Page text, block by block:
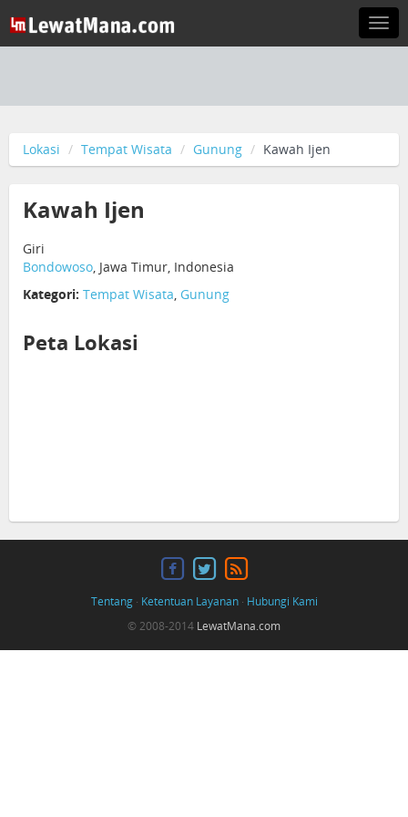
Lokasi Tempat Wisata Gunung Kawah Ijen
Kawah Ijen
Giri
Bondowoso, Jawa Timur, Indonesia
Kategori: Tempat Wisata, Gunung
Peta Lokasi
Tentang· Ketentuan Layanan· Hubungi Kami
© 2008-2014 LewatMana.com